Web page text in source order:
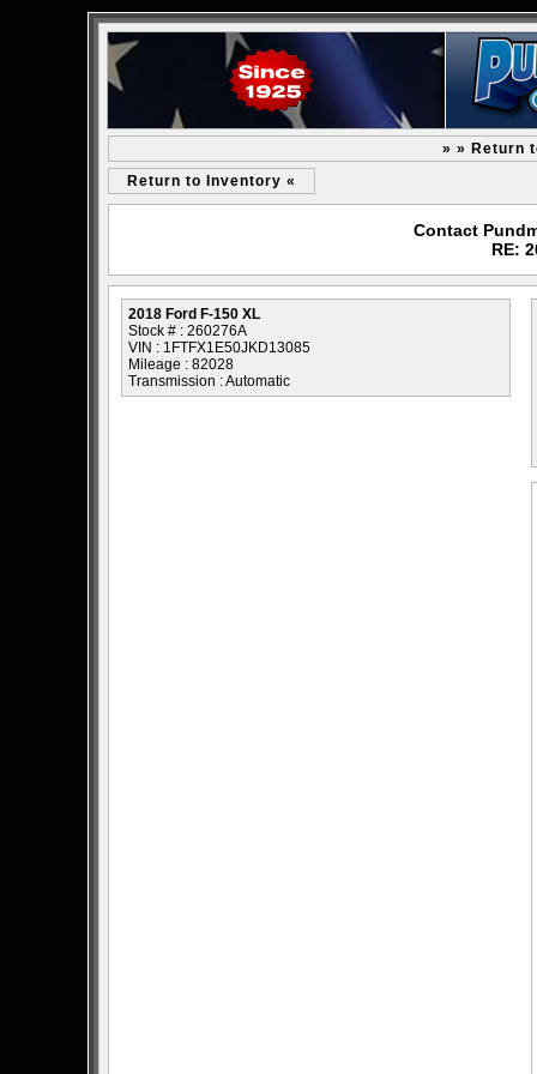
» » Return
Return to Inventory «
Contact
RE:
2018 Ford F-150 XL
Stock # : 260276A
VIN : 1FTFX1E50JKD13085
Mileage : 82028
Transmission : Automatic